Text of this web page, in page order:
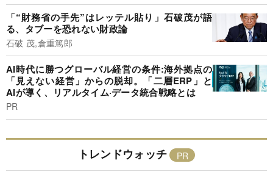
「“財務省の手先”はレッテル貼り」石破茂が語
る、タブーを恐れない財政論
石破 茂,倉重篤郎
AI時代に勝つグローバル経営の条件:海外拠点の
「見えない経営」からの脱却。「二層ERP」と
AIが導く、リアルタイム·データ統合戦略とは
PR
トレンドウォッチ